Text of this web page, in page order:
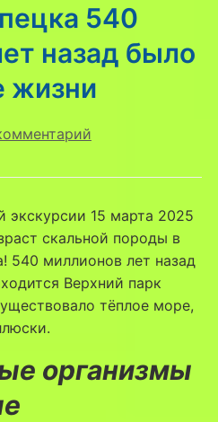
540
назад было
жизни
экскурсии 15 марта 2025
скальной породы в
540 миллионов лет назад
Верхний парк
тёплое море,
организмы